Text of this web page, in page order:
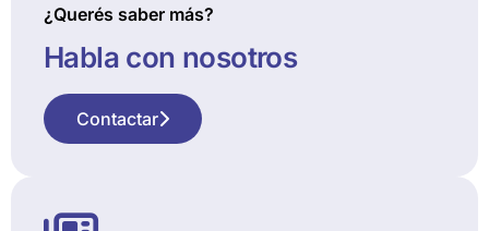
¿Querés saber más?
Habla con nosotros
Contactar